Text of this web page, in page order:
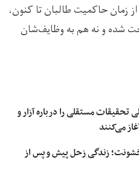
زمان حاکمیت طالبان تا کنون،
شده و نه هم به وظایف‌شان
تحقیقات مستقلی را درباره آزار و
می‌کنند
زندگی زحل پیش و پس از